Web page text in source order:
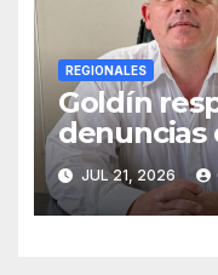
REGIONALES
Goldín
denuncias
defendió
su gestión
JUL 21, 2026